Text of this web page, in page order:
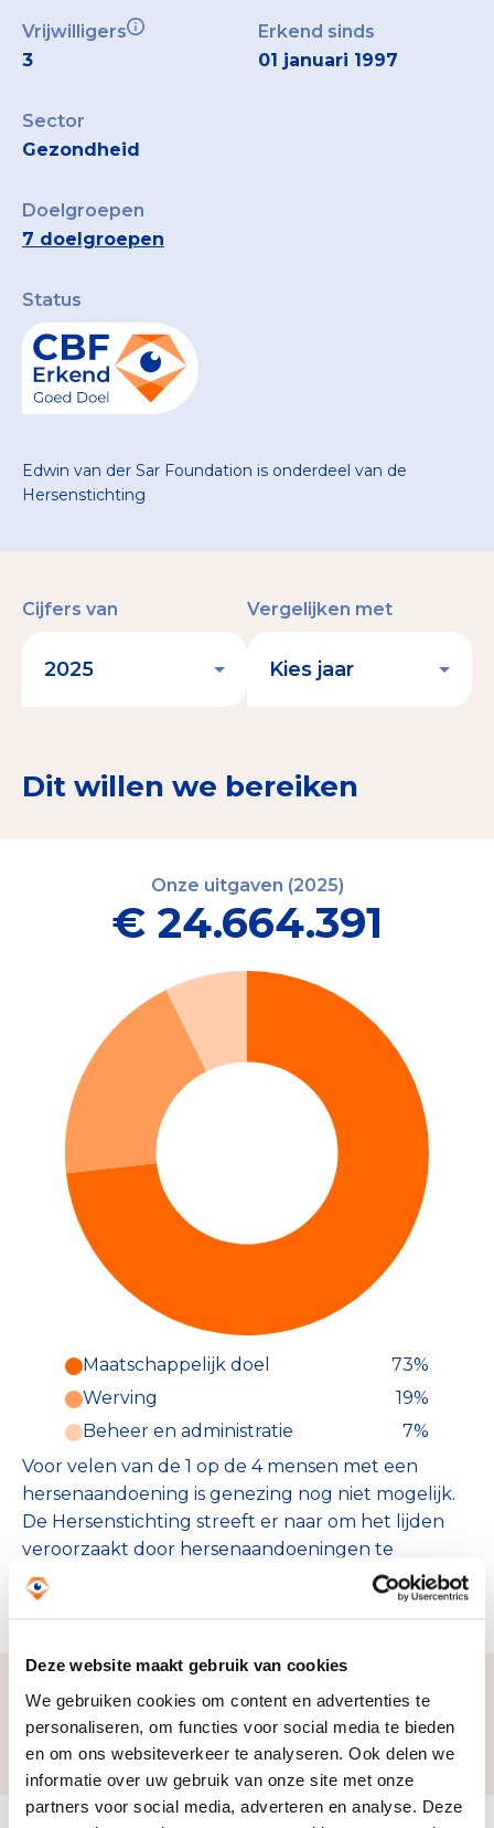
Deze website maakt gebruik van cookies
We gebruiken cookies om content en advertenties te
personaliseren, om functies voor social media te bieden
en om ons websiteverkeer te analyseren. Ook delen we
informatie over uw gebruik van onze site met onze
partners voor social media, adverteren en analyse. Deze
Vrijwilligers
3
Erkend sinds
01 januari 1997
Sector
Gezondheid
Doelgroepen
7 doelgroepen
Status
Edwin van der Sar Foundation is onderdeel van de
Hersenstichting
Dit willen we bereiken
Cijfers van Vergelijken met
Onze uitgaven (2025)
€ 24.664.391
Maatschappelijk doel
73%
Werving
19%
Beheer en administratie
7%
Voor velen van de 1 op de 4 mensen met een
hersenaandoening is genezing nog niet mogelijk.
De Hersenstichting streeft er naar om het lijden
veroorzaakt door hersenaandoeningen te
voorkomen, te verminderen en te stoppen. Zodat
mensen langer leven met meer kwaliteit.
Zo bereiken we ons doel